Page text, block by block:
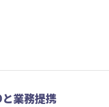
業務提携